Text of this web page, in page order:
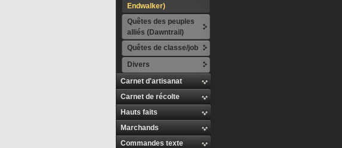
Endwalker)
Quêtes des peuples
alliés (Dawntrail)
Quêtes de classe/job
Divers
Carnet d'artisanat
Carnet de récolte
Hauts faits
Marchands
Commandes texte